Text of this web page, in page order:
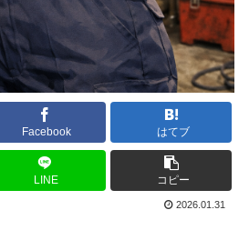
Facebook はてブ
LINE コピー
2026.01.31